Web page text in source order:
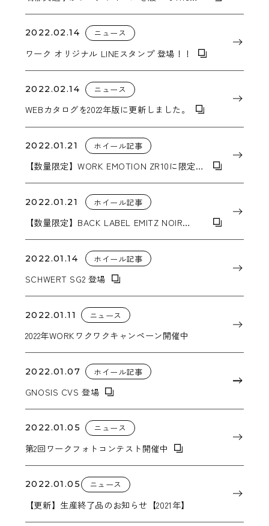
2022.02.14 ニュース
ワーク オリジナル LINEスタンプ 登場！！
2022.02.14 ニュース
WEBカタログを2022年版に更新しました。
2022.01.21 ホイール記事
【数量限定】WORK EMOTION ZR10に限定カ
2022.01.21 ホイール記事
【数量限定】BACK LABEL EMITZ NOIR
2022.01.14 ホイール記事
SCHWERT SG2 登場
2022.01.11 ニュース
2022年WORKワクワクキャンペーン開催中
2022.01.07 ホイール記事
GNOSIS CVS 登場
2022.01.05 ニュース
第2回ワークフォトコンテスト開催中
2022.01.05 ニュース
【更新】生産終了品のお知らせ【2021年】